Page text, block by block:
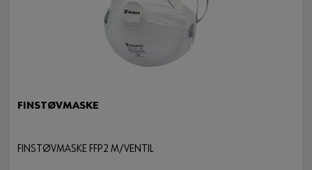
FINSTØVMASKE
FINSTØVMASKE FFP2 M/VENTIL